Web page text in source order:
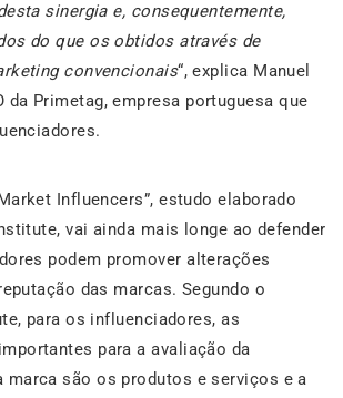
sinergia e, consequentemente,
do que os obtidos através de
convencionais“, explica Manuel
da Primetag, empresa portuguesa que
Influencers”, estudo elaborado
vai ainda mais longe ao defender
podem promover alterações
das marcas. Segundo o
para os influenciadores, as
para a avaliação da
marca são os produtos e serviços e a